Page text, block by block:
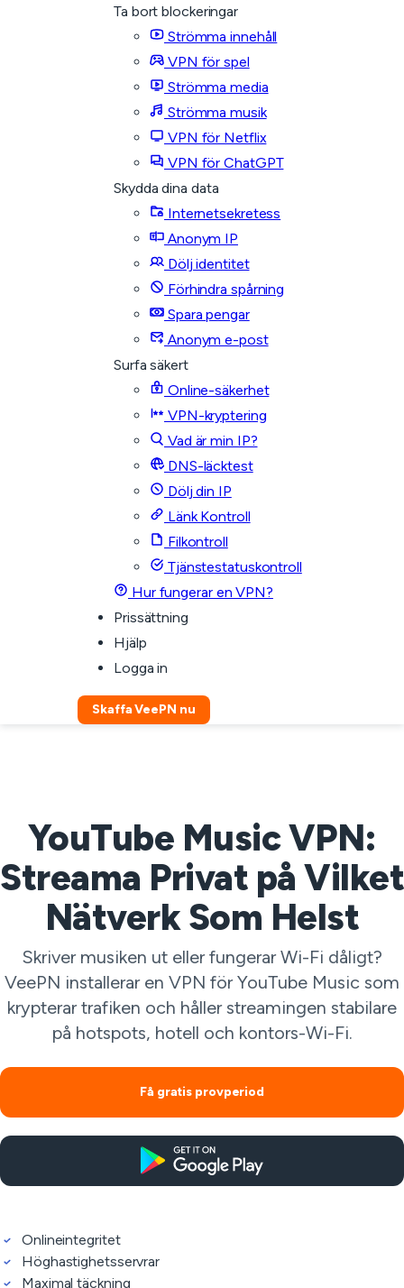
Ta bort blockeringar
Strömma innehåll
VPN för spel
Strömma media
Strömma musik
VPN för Netflix
VPN för ChatGPT
Skydda dina data
Internetsekretess
Anonym IP
Dölj identitet
Förhindra spårning
Spara pengar
Anonym e-post
Surfa säkert
Online-säkerhet
VPN-kryptering
Vad är min IP?
DNS-läcktest
Dölj din IP
Länk Kontroll
Filkontroll
Tjänstestatuskontroll
Hur fungerar en VPN?
Prissättning
Hjälp
Logga in
Skaffa VeePN nu
YouTube Music VPN:
Streama Privat på Vilket
Nätverk Som Helst
Skriver musiken ut eller fungerar Wi-Fi dåligt?
VeePN installerar en VPN för YouTube Music som
krypterar trafiken och håller streamingen stabilare
på hotspots, hotell och kontors-Wi-Fi.
Få gratis provperiod
Onlineintegritet
Höghastighetsservrar
Maximal täckning